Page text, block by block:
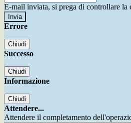
E-mail inviata, si prega di controllare la
Errore
Chiudi
Successo
Chiudi
Informazione
Chiudi
Attendere...
Attendere il completamento